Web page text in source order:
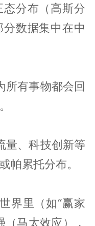
分布（高斯分
数据集中在中
所有事物都会回
量、科技创新等
帕累托分布。
界里（如“赢家
马太效应），